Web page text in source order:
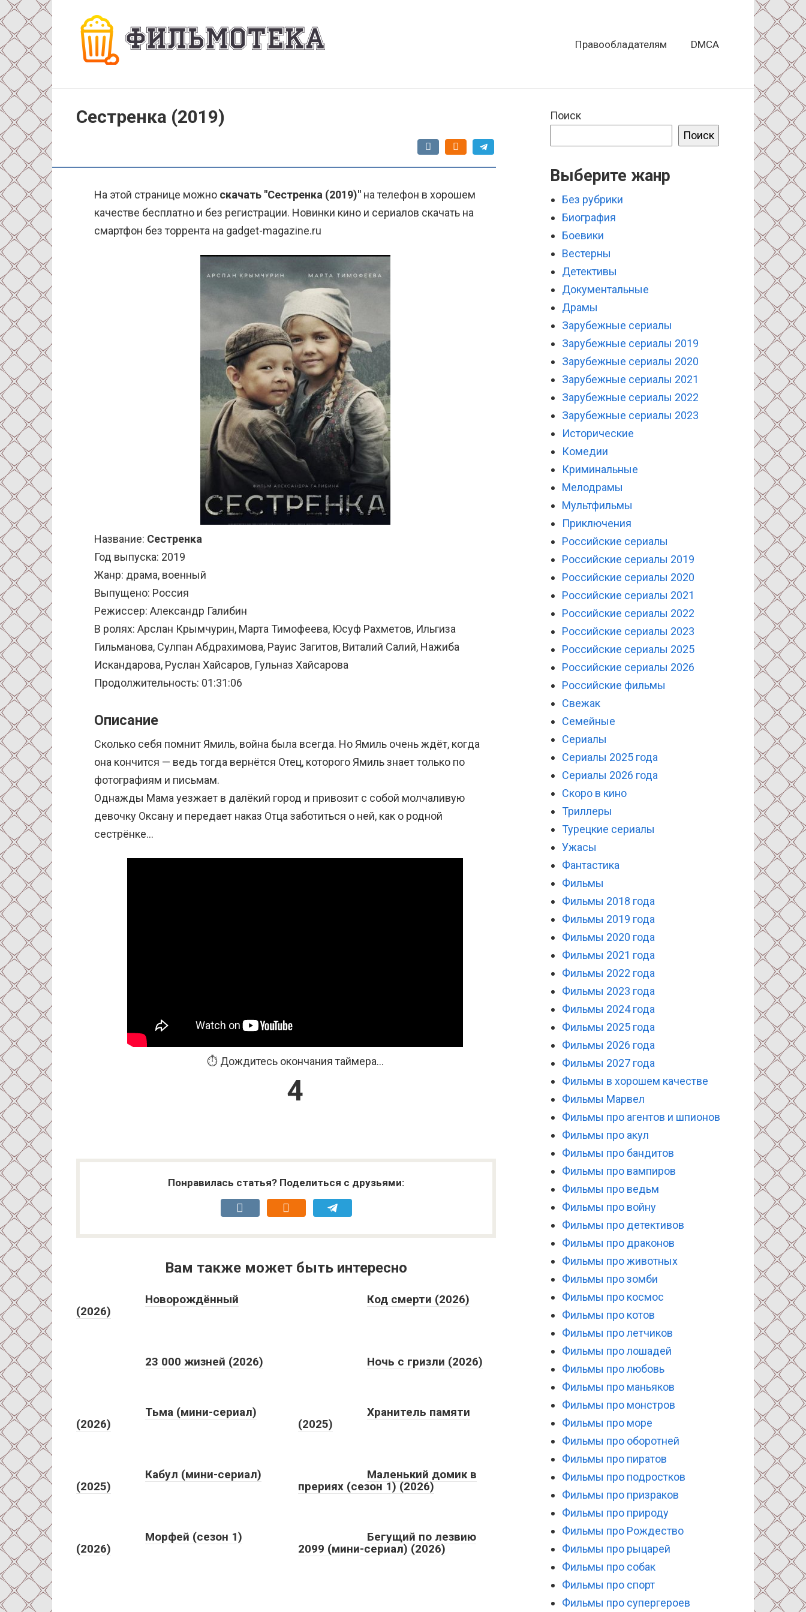
Перейти
к
контенту
Правообладателям DMCA
Сестренка (2019)
На этой странице можно скачать "Сестренка (2019)" на телефон в хорошем
качестве бесплатно и без регистрации. Новинки кино и сериалов скачать на
смартфон без торрента на gadget-magazine.ru
Название: Сестренка
Год выпуска: 2019
Жанр: драма, военный
Выпущено: Россия
Режиссер: Александр Галибин
В ролях: Арслан Крымчурин, Марта Тимофеева, Юсуф Рахметов, Ильгиза
Гильманова, Сулпан Абдрахимова, Рауис Загитов, Виталий Салий, Нажиба
Искандарова, Руслан Хайсаров, Гульназ Хайсарова
Продолжительность: 01:31:06
Описание
Сколько себя помнит Ямиль, война была всегда. Но Ямиль очень ждёт, когда
она кончится — ведь тогда вернётся Отец, которого Ямиль знает только по
фотографиям и письмам.
Однажды Мама уезжает в далёкий город и привозит с собой молчаливую
девочку Оксану и передает наказ Отца заботиться о ней, как о родной
сестрёнке…
⏱️ Дождитесь окончания таймера...
3
Понравилась статья? Поделиться с друзьями:
Вам также может быть интересно
Новорождённый
(2026)
Код смерти (2026)
23 000 жизней (2026) Ночь с гризли (2026)
Тьма (мини-сериал)
(2026)
Хранитель памяти
(2025)
Кабул (мини-сериал)
(2025)
Маленький домик в
прериях (сезон 1) (2026)
Морфей (сезон 1)
(2026)
Бегущий по лезвию
2099 (мини-сериал) (2026)
Поиск
Поиск
Выберите жанр
Без рубрики
Биография
Боевики
Вестерны
Детективы
Документальные
Драмы
Зарубежные сериалы
Зарубежные сериалы 2019
Зарубежные сериалы 2020
Зарубежные сериалы 2021
Зарубежные сериалы 2022
Зарубежные сериалы 2023
Исторические
Комедии
Криминальные
Мелодрамы
Мультфильмы
Приключения
Российские сериалы
Российские сериалы 2019
Российские сериалы 2020
Российские сериалы 2021
Российские сериалы 2022
Российские сериалы 2023
Российские сериалы 2025
Российские сериалы 2026
Российские фильмы
Свежак
Семейные
Сериалы
Сериалы 2025 года
Сериалы 2026 года
Скоро в кино
Триллеры
Турецкие сериалы
Ужасы
Фантастика
Фильмы
Фильмы 2018 года
Фильмы 2019 года
Фильмы 2020 года
Фильмы 2021 года
Фильмы 2022 года
Фильмы 2023 года
Фильмы 2024 года
Фильмы 2025 года
Фильмы 2026 года
Фильмы 2027 года
Фильмы в хорошем качестве
Фильмы Марвел
Фильмы про агентов и шпионов
Фильмы про акул
Фильмы про бандитов
Фильмы про вампиров
Фильмы про ведьм
Фильмы про войну
Фильмы про детективов
Фильмы про драконов
Фильмы про животных
Фильмы про зомби
Фильмы про космос
Фильмы про котов
Фильмы про летчиков
Фильмы про лошадей
Фильмы про любовь
Фильмы про маньяков
Фильмы про монстров
Фильмы про море
Фильмы про оборотней
Фильмы про пиратов
Фильмы про подростков
Фильмы про призраков
Фильмы про природу
Фильмы про Рождество
Фильмы про рыцарей
Фильмы про собак
Фильмы про спорт
Фильмы про супергероев